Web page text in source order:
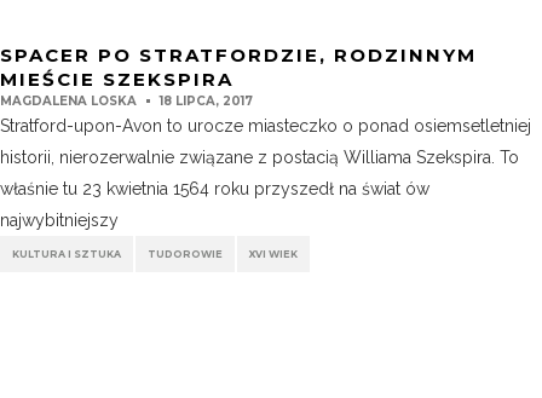
SPACER PO STRATFORDZIE, RODZINNYM
MIEŚCIE SZEKSPIRA
MAGDALENA LOSKA 18 LIPCA, 2017
Stratford-upon-Avon to urocze miasteczko o ponad osiemsetletniej
historii, nierozerwalnie związane z postacią Williama Szekspira. To
właśnie tu 23 kwietnia 1564 roku przyszedł na świat ów
najwybitniejszy
KULTURA I SZTUKA TUDOROWIE XVI WIEK